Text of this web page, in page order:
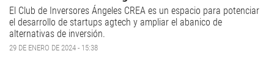
El Club de Inversores Ángeles CREA es un espacio para potenciar
el desarrollo de startups agtech y ampliar el abanico de
alternativas de inversión.
29 DE ENERO DE 2024 - 15:38